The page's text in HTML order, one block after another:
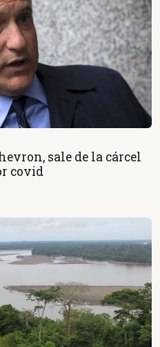
sale de la cárcel
covid